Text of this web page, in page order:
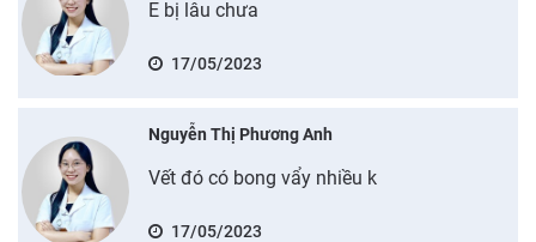
E bị lâu chưa
17/05/2023
Nguyễn Thị Phương Anh
Vết đó có bong vẩy nhiều k
17/05/2023